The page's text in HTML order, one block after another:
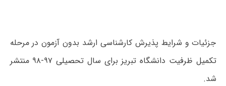
جزئیات و شرایط پذیرش کارشناسی ارشد بدون آزمون در مرحله
تکمیل ظرفیت دانشگاه تبریز برای سال تحصیلی ۹۷-۹۸ منتشر
شد.